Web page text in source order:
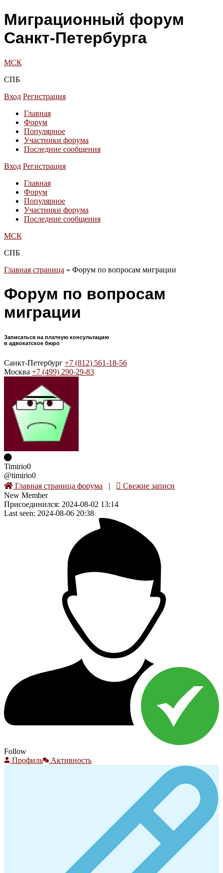
Миграционный форум
Санкт-Петербурга
МСК
СПБ
Вход Регистрация
Главная
Форум
Популярное
Участники форума
Последние сообщения
Вход Регистрация
Главная
Форум
Популярное
Участники форума
Последние сообщения
МСК
СПБ
Главная страница » Форум по вопросам миграции
Форум по вопросам
миграции
Записаться на платную консультацию
в адвокатское бюро
Санкт-Петербург +7 (812) 561-18-56
Москва +7 (499) 290-29-83
Timirio0
@timirio0
Главная страница форума |
Свежие записи
New Member
Присоединился: 2024-08-02 13:14
Last seen: 2024-08-06 20:38
Follow
Профиль
Активность